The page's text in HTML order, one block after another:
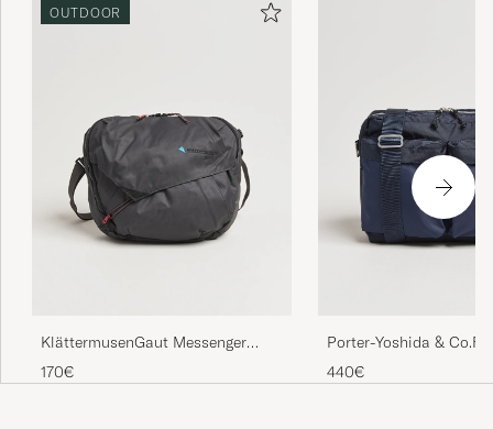
OUTDOOR
KlättermusenGaut Messenger
bagRaven
170€
Porter-Yoshida &
Shoulder BagNavy
440€